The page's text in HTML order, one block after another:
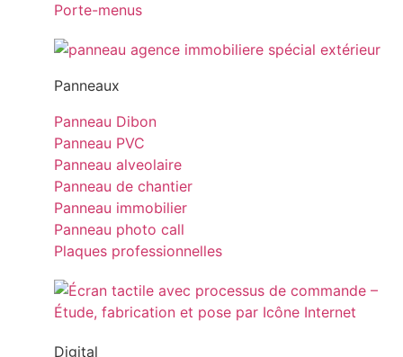
Porte-menus
Panneaux
Panneau Dibon
Panneau PVC
Panneau alveolaire
Panneau de chantier
Panneau immobilier
Panneau photo call
Plaques professionnelles
Digital